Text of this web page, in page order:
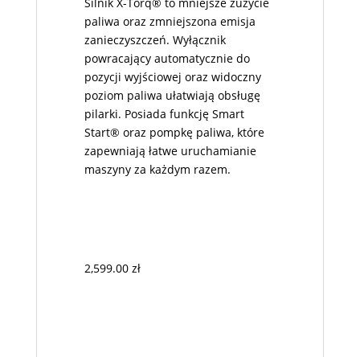
paliwa oraz zmniejszona emisja
zanieczyszczeń. Wyłącznik
powracający automatycznie do
pozycji wyjściowej oraz widoczny
poziom paliwa ułatwiają obsługę
pilarki. Posiada funkcję Smart
Start® oraz pompkę paliwa, które
zapewniają łatwe uruchamianie
maszyny za każdym razem.
2,599.00zł